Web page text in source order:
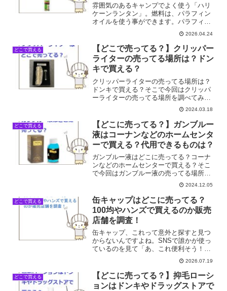
雰囲気のあるキャンプでよく使う「ハリ
ケーンランタン」。燃料は、パラフィン
オイルを使う事ができます。パラフィン
オイルはただ火を灯すだけでなはなく、
虫除けの効果もあります。パラフィンオ
イルはどこに売ってる？ホームセンター
や100均、コメリで買え...
2026.04.24
どこで買える
【どこで売ってる？】クリッパー
ライターの売ってる場所は？ドン
キで買える？
クリッパーライターの売ってる場所は？
ドンキで買える？そこで今回はクリッパ
ーライターの売ってる場所を調べてみま
2024.03.18
どこで買える
【どこに売ってる？】ガンブルー
液はコーナンなどのホームセンタ
ーで買える？代用できるものは？
ガンブルー液はどこに売ってる？コーナ
ンなどのホームセンターで買える？そこ
で今回はガンブルー液の売ってる場所を
2024.12.05
どこで買える
缶キャップはどこに売ってる？
100均やハンズで買えるのか販売
店舗を調査！
缶キャップ、これって意外と探すと見つ
からないんですよね。SNSで誰かが使っ
ているのを見て「あ、これ便利そう！」
って思ったものの、いざ自分が買いに行
こうとすると、どこのお店で見たのか全
然思い出せない。仕事帰りにふらっと寄
ったコンビニには置いて...
2026.07.19
どこで買える
【どこに売ってる？】抑毛ローシ
ョンはドンキやドラッグストアで